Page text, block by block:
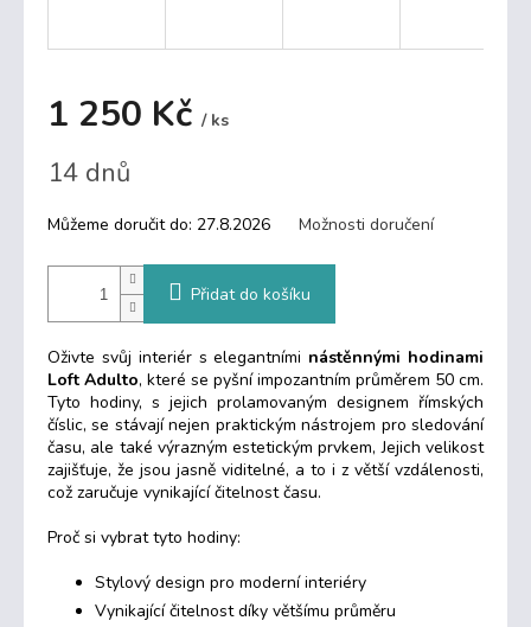
1 250 Kč / ks
cena:
14 dnů
Můžeme doručit do: 27.8.2026 Možnosti doručení
Přidat do košíku
Oživte svůj interiér s elegantními nástěnnými hodinami
Loft Adulto, které se pyšní impozantním průměrem 50 cm.
Tyto hodiny, s jejich prolamovaným designem římských
číslic, se stávají nejen praktickým nástrojem pro sledování
času, ale také výrazným estetickým prvkem, Jejich velikost
zajišťuje, že jsou jasně viditelné, a to i z větší vzdálenosti,
což zaručuje vynikající čitelnost času.
Proč si vybrat tyto hodiny:
Stylový design pro moderní interiéry
Vynikající čitelnost díky většímu průměru